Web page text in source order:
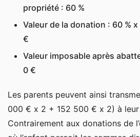
propriété : 60 %
Valeur de la donation : 60 %
€
Valeur imposable après
0 €
Les parents peuvent ainsi
000 € x 2 + 152 500 € x 2) à
Contrairement aux donations de